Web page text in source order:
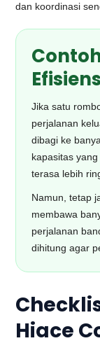
dan koordinasi
Jika satu
perjalanan
dibagi ke
kapasitas
terasa lebih
Namun, tetap
membawa
perjalanan
dihitung agar
Hiace